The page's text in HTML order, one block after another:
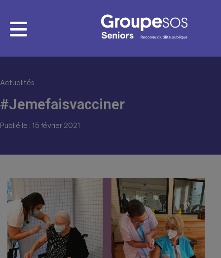
Actualités
#Jemefaisvacciner
Publié le : 15 février 2021